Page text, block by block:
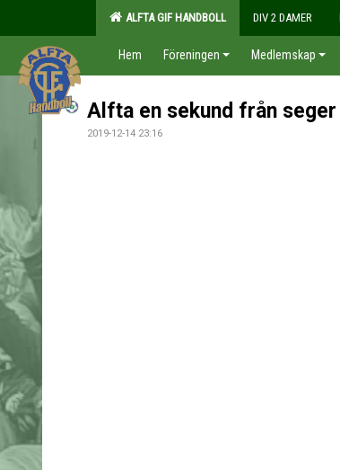
ALFTA GIF HANDBOLL DIV 2 DAMER
Hem Föreningen Medlemskap
Alfta en sekund från
2019-12-14 23:16